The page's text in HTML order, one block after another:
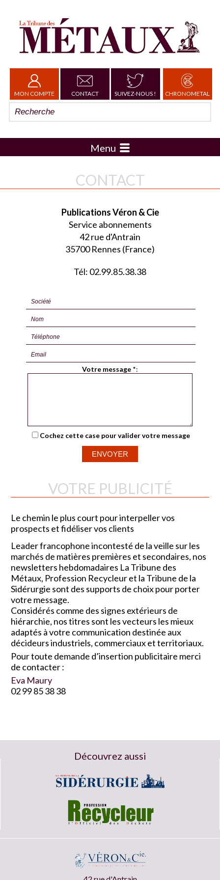
MON COMPTE CONTACT SUIVEZ-NOUS ! CHRONOMETAL
Menu
CONTACT
Publications Véron & Cie
Service abonnements
42 rue d'Antrain
35700 Rennes (France)
Tél: 02.99.85.38.38
Votre message *:
Cochez cette case pour valider votre message
VOTRE PUBLICITÉ
Le chemin le plus court pour interpeller vos
prospects et fidéliser vos clients
Leader francophone incontesté de la veille sur les
marchés de matières premières et secondaires, nos
newsletters hebdomadaires La Tribune des
Métaux, Profession Recycleur et la Tribune de la
Sidérurgie sont des supports de choix pour porter
votre message.
Considérés comme des signes extérieurs de
hiérarchie, nos titres sont les vecteurs les mieux
adaptés à votre communication destinée aux
décideurs industriels, commerciaux et territoriaux.
Pour toute demande d’insertion publicitaire merci
de contacter :
Eva Maury
02 99 85 38 38
Découvrez aussi